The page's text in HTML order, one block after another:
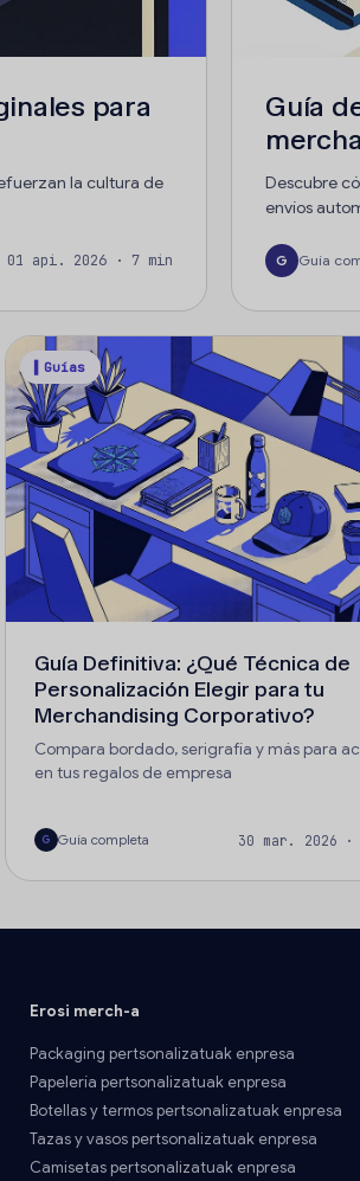
para
la cultura de
01 api. 2026 · 7 min
Guía
Descubre
envíos
G Guía
▌Guías
Guía Definitiva: ¿Qué Técnica de
Personalización Elegir para tu
Merchandising Corporativo?
Compara bordado, serigrafía y más para
en tus regalos de empresa
G Guía completa 30 mar. 2026 ·
Erosi merch-a
Packaging pertsonalizatuak enpresa
Papelería pertsonalizatuak enpresa
Botellas y termos pertsonalizatuak enpresa
Tazas y vasos pertsonalizatuak enpresa
Camisetas pertsonalizatuak enpresa